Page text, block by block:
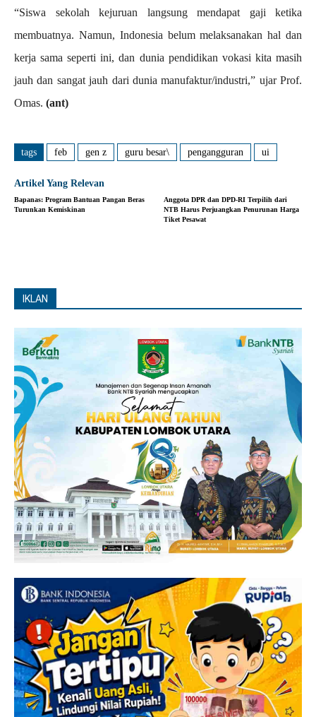
“Siswa sekolah kejuruan langsung mendapat gaji ketika
membuatnya. Namun, Indonesia belum melaksanakan hal dan
kerja sama seperti ini, dan dunia pendidikan vokasi kita masih
jauh dan sangat jauh dari dunia manufaktur/industri,” ujar Prof.
Omas. (ant)
tags feb gen z guru besar\ pengangguran ui
Artikel Yang Relevan
Bapanas: Program Bantuan Pangan Beras
Turunkan Kemiskinan
Anggota DPR dan DPD-RI Terpilih dari
NTB Harus Perjuangkan Penurunan Harga
Tiket Pesawat
IKLAN